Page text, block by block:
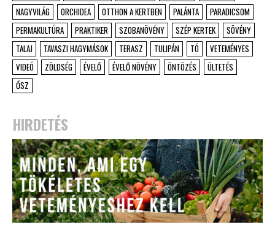
NAGYVILÁG
ORCHIDEA OTTHON A KERTBEN PALÁNTA
PARADICSOM
PERMAKULTÚRA
PRAKTIKER SZOBANÖVÉNY SZÉP KERTEK
SÖVÉNY
TALAJ
TAVASZI HAGYMÁSOK TERASZ TULIPÁN TÓ
VETEMÉNYES
VIDEÓ
ZÖLDSÉG ÉVELŐ ÉVELŐ NÖVÉNY ÖNTÖZÉS
ÜLTETÉS
ŐSZ
HIRDETÉS